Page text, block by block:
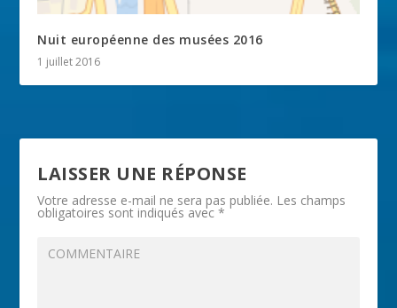
Nuit européenne des musées 2016
1 juillet 2016
LAISSER UNE RÉPONSE
Votre adresse e-mail ne sera pas publiée. Les champs
obligatoires sont indiqués avec*